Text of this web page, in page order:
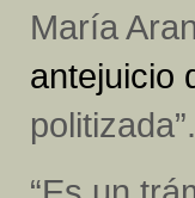
María
antejuicio
politizada”.